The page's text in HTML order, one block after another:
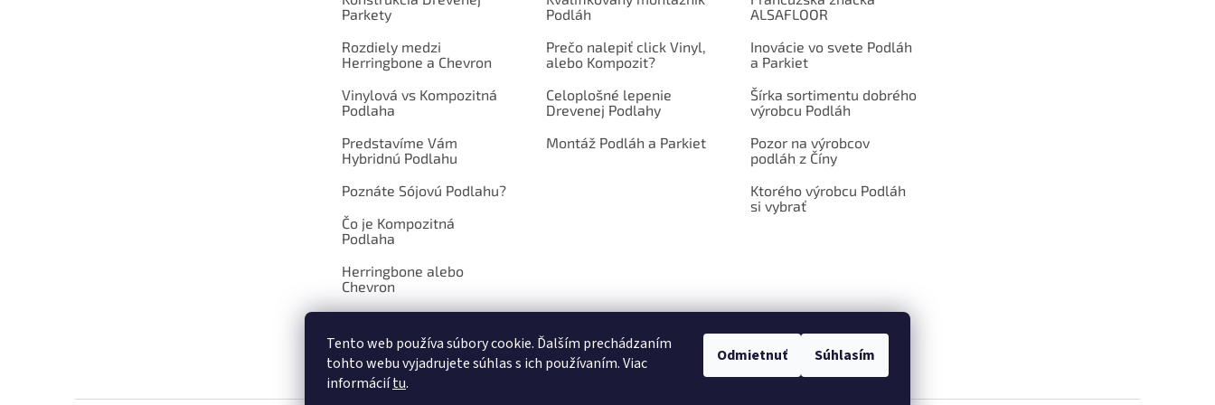
Tento web používa súbory cookie. Ďalším prechádzaním
tohto webu vyjadrujete súhlas s ich používaním. Viac
informáciítu.
Odmietnuť Súhlasím
Parkety
Rozdiely medzi
Herringbone a Chevron
Vinylová vs Kompozitná
Podlaha
Predstavíme Vám
Hybridnú Podlahu
Poznáte Sójovú Podlahu?
Čo je Kompozitná
Podlaha
Herringbone alebo
Chevron
Podláh
Prečo nalepiť click Vinyl,
alebo Kompozit?
Celoplošné lepenie
Drevenej Podlahy
Montáž Podláh a Parkiet
ALSAFLOOR
Inovácie vo svete Podláh
a Parkiet
Šírka sortimentu dobrého
výrobcu Podláh
Pozor na výrobcov
podláh z Číny
Ktorého výrobcu Podláh
si vybrať
OBCHODNÉ PODMIENKY PODMIENKY OCHRANY OSOBNÝCH ÚDAJOV POŠLITE NÁM DOPYT